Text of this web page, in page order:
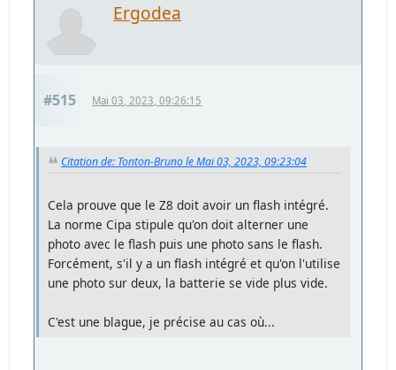
Ergodea
#515 Mai 03, 2023, 09:26:15
Citation de: Tonton-Bruno le Mai 03, 2023, 09:23:04
Cela prouve que le Z8 doit avoir un flash intégré.
La norme Cipa stipule qu'on doit alterner une
photo avec le flash puis une photo sans le flash.
Forcément, s'il y a un flash intégré et qu'on l'utilise
une photo sur deux, la batterie se vide plus vide.
C'est une blague, je précise au cas où...